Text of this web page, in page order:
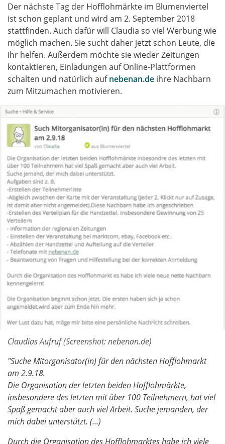
Der nächste Tag der Hofflohmärkte im Blumenviertel
ist schon geplant und wird am 2. September 2018
stattfinden. Auch dafür will Claudia so viel Werbung wie
möglich machen. Sie sucht daher jetzt schon Leute, die
ihr helfen. Außerdem möchte sie wieder Zeitungen
kontaktieren, Einladungen auf Online-Plattformen
schalten und natürlich aufnebenan.de ihre Nachbarn
zum Mitzumachen motivieren.
Claudias Aufruf (Screenshot: nebenan.de)
"Suche Mitorganisator(in) für den nächsten Hofflohmarkt
am 2.9.18.
Die Organisation der letzten beiden Hofflohmärkte,
insbesondere des letzten mit über 100 Teilnehmern, hat viel
Spaß gemacht aber auch viel Arbeit. Suche jemanden, der
mich dabei unterstützt. (...)
Durch die Organisation des Hofflohmarktes habe ich viele